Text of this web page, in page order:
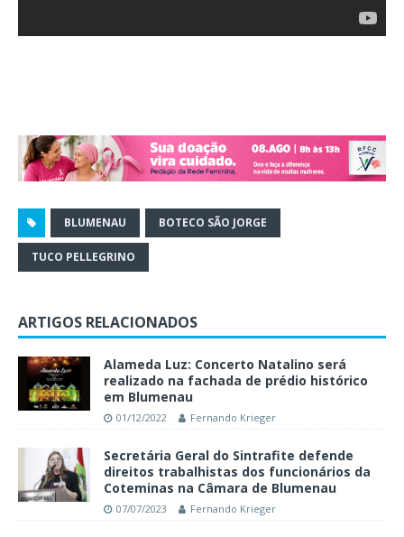
BLUMENAU BOTECO SÃO JORGE
TUCO PELLEGRINO
ARTIGOS RELACIONADOS
Alameda Luz: Concerto Natalino será
realizado na fachada de prédio histórico
em Blumenau
01/12/2022 Fernando Krieger
Secretária Geral do Sintrafite defende
direitos trabalhistas dos funcionários da
Coteminas na Câmara de Blumenau
07/07/2023 Fernando Krieger